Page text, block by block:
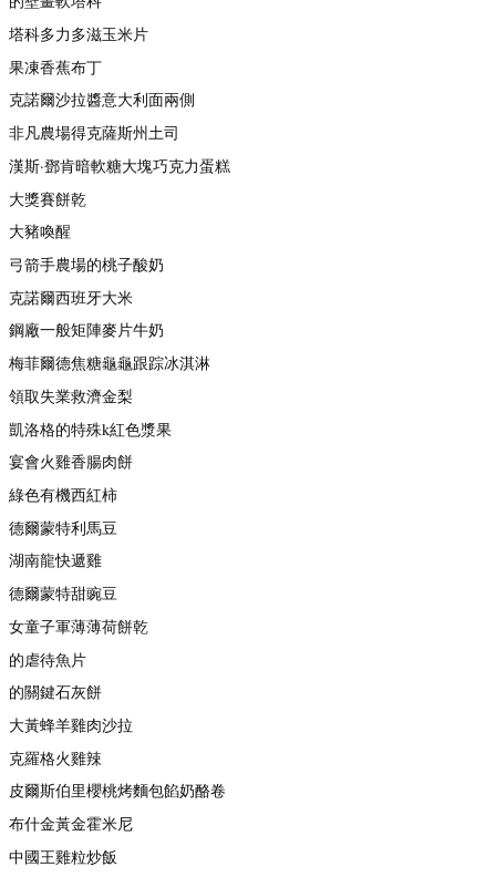
塔科多力多滋玉米片
果凍香蕉布丁
克諾爾沙拉醬意大利面兩側
非凡農場得克薩斯州土司
漢斯·鄧肯暗軟糖大塊巧克力蛋糕
大獎賽餅乾
大豬喚醒
弓箭手農場的桃子酸奶
克諾爾西班牙大米
鋼廠一般矩陣麥片牛奶
梅菲爾德焦糖龜龜跟踪冰淇淋
領取失業救濟金梨
凱洛格的特殊k紅色漿果
宴會火雞香腸肉餅
綠色有機西紅柿
德爾蒙特利馬豆
湖南龍快遞雞
德爾蒙特甜豌豆
女童子軍薄薄荷餅乾
的虐待魚片
的關鍵石灰餅
大黃蜂羊雞肉沙拉
克羅格火雞辣
皮爾斯伯里櫻桃烤麵包餡奶酪卷
布什金黃金霍米尼
中國王雞粒炒飯